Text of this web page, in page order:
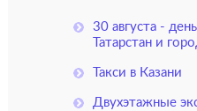
30 августа -
Татарстан и
Такси в Казани
Двухэтажные